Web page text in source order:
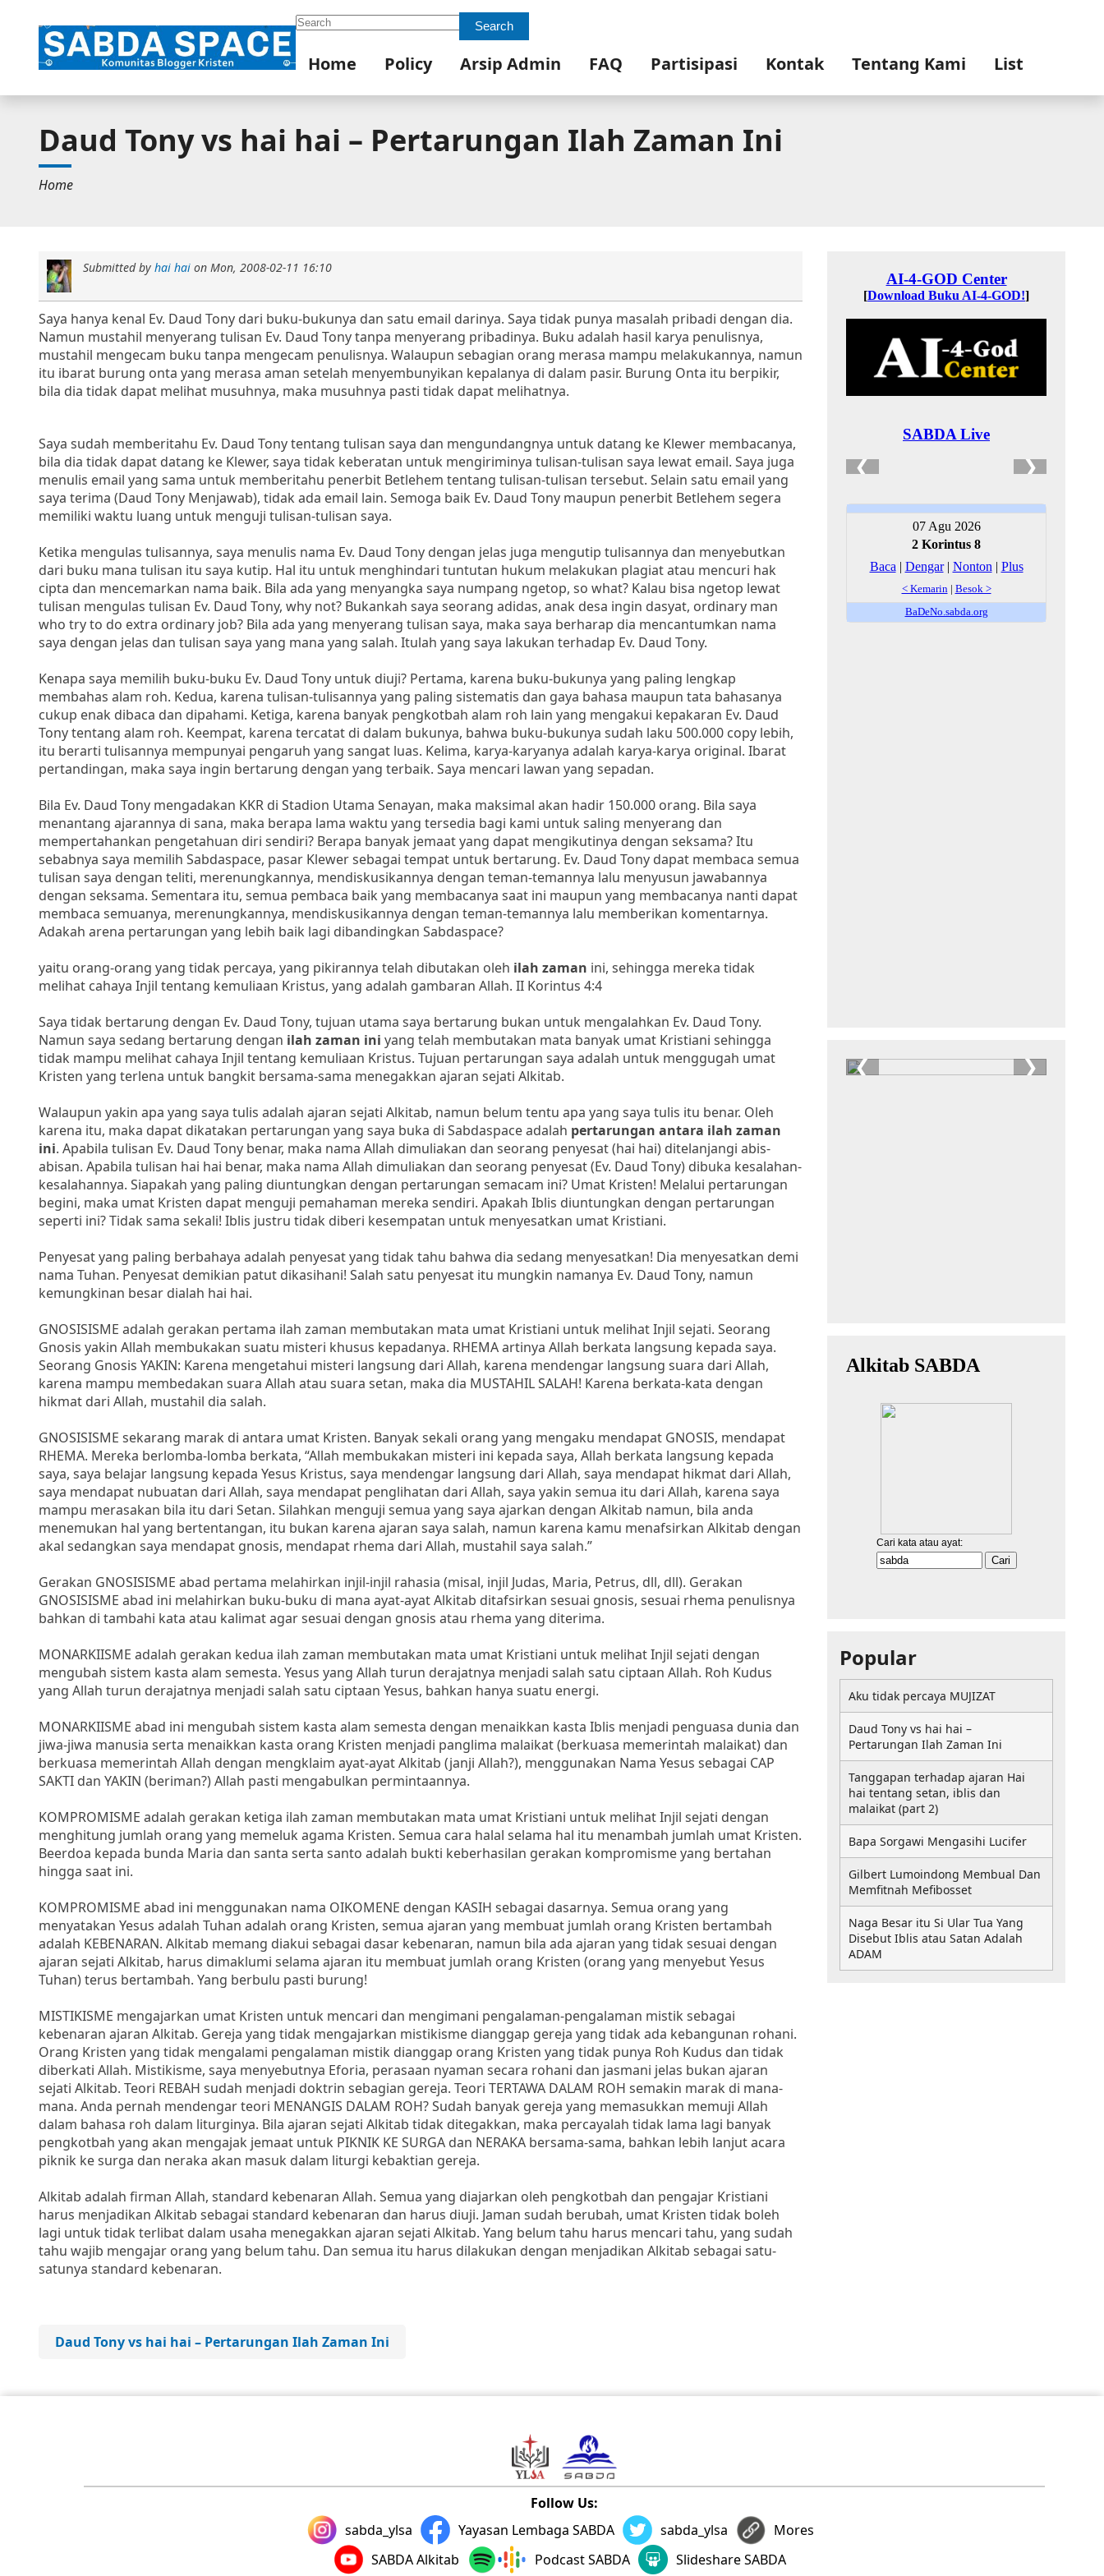
Search Search
Home Policy Arsip Admin FAQ Partisipasi Kontak Tentang Kami List
Daud Tony vs hai hai – Pertarungan Ilah Zaman Ini
Home
Submitted by hai hai on Mon, 2008-02-11 16:10
Saya hanya kenal Ev. Daud Tony dari buku-bukunya dan satu email darinya. Saya tidak punya masalah pribadi dengan dia.
Namun mustahil menyerang tulisan Ev. Daud Tony tanpa menyerang pribadinya. Buku adalah hasil karya penulisnya,
mustahil mengecam buku tanpa mengecam penulisnya. Walaupun sebagian orang merasa mampu melakukannya, namun
itu ibarat burung onta yang merasa aman setelah menyembunyikan kepalanya di dalam pasir. Burung Onta itu berpikir,
bila dia tidak dapat melihat musuhnya, maka musuhnya pasti tidak dapat melihatnya.
Saya sudah memberitahu Ev. Daud Tony tentang tulisan saya dan mengundangnya untuk datang ke Klewer membacanya,
bila dia tidak dapat datang ke Klewer, saya tidak keberatan untuk mengiriminya tulisan-tulisan saya lewat email. Saya juga
menulis email yang sama untuk memberitahu penerbit Betlehem tentang tulisan-tulisan tersebut. Selain satu email yang
saya terima (Daud Tony Menjawab), tidak ada email lain. Semoga baik Ev. Daud Tony maupun penerbit Betlehem segera
memiliki waktu luang untuk menguji tulisan-tulisan saya.
Ketika mengulas tulisannya, saya menulis nama Ev. Daud Tony dengan jelas juga mengutip tulisannya dan menyebutkan
dari buku mana tulisan itu saya kutip. Hal itu untuk menghindari tuntutan hukum melakukan plagiat atau mencuri hak
cipta dan mencemarkan nama baik. Bila ada yang menyangka saya numpang ngetop, so what? Kalau bisa ngetop lewat
tulisan mengulas tulisan Ev. Daud Tony, why not? Bukankah saya seorang adidas, anak desa ingin dasyat, ordinary man
who try to do extra ordinary job? Bila ada yang menyerang tulisan saya, maka saya berharap dia mencantumkan nama
saya dengan jelas dan tulisan saya yang mana yang salah. Itulah yang saya lakukan terhadap Ev. Daud Tony.
Kenapa saya memilih buku-buku Ev. Daud Tony untuk diuji? Pertama, karena buku-bukunya yang paling lengkap
membahas alam roh. Kedua, karena tulisan-tulisannya yang paling sistematis dan gaya bahasa maupun tata bahasanya
cukup enak dibaca dan dipahami. Ketiga, karena banyak pengkotbah alam roh lain yang mengakui kepakaran Ev. Daud
Tony tentang alam roh. Keempat, karena tercatat di dalam bukunya, bahwa buku-bukunya sudah laku 500.000 copy lebih,
itu berarti tulisannya mempunyai pengaruh yang sangat luas. Kelima, karya-karyanya adalah karya-karya original. Ibarat
pertandingan, maka saya ingin bertarung dengan yang terbaik. Saya mencari lawan yang sepadan.
Bila Ev. Daud Tony mengadakan KKR di Stadion Utama Senayan, maka maksimal akan hadir 150.000 orang. Bila saya
menantang ajarannya di sana, maka berapa lama waktu yang tersedia bagi kami untuk saling menyerang dan
mempertahankan pengetahuan diri sendiri? Berapa banyak jemaat yang dapat mengikutinya dengan seksama? Itu
sebabnya saya memilih Sabdaspace, pasar Klewer sebagai tempat untuk bertarung. Ev. Daud Tony dapat membaca semua
tulisan saya dengan teliti, merenungkannya, mendiskusikannya dengan teman-temannya lalu menyusun jawabannya
dengan seksama. Sementara itu, semua pembaca baik yang membacanya saat ini maupun yang membacanya nanti dapat
membaca semuanya, merenungkannya, mendiskusikannya dengan teman-temannya lalu memberikan komentarnya.
Adakah arena pertarungan yang lebih baik lagi dibandingkan Sabdaspace?
yaitu orang-orang yang tidak percaya, yang pikirannya telah dibutakan oleh ilah zaman ini, sehingga mereka tidak
melihat cahaya Injil tentang kemuliaan Kristus, yang adalah gambaran Allah. II Korintus 4:4
Saya tidak bertarung dengan Ev. Daud Tony, tujuan utama saya bertarung bukan untuk mengalahkan Ev. Daud Tony.
Namun saya sedang bertarung dengan ilah zaman ini yang telah membutakan mata banyak umat Kristiani sehingga
tidak mampu melihat cahaya Injil tentang kemuliaan Kristus. Tujuan pertarungan saya adalah untuk menggugah umat
Kristen yang terlena untuk bangkit bersama-sama menegakkan ajaran sejati Alkitab.
Walaupun yakin apa yang saya tulis adalah ajaran sejati Alkitab, namun belum tentu apa yang saya tulis itu benar. Oleh
karena itu, maka dapat dikatakan pertarungan yang saya buka di Sabdaspace adalah pertarungan antara ilah zaman
ini. Apabila tulisan Ev. Daud Tony benar, maka nama Allah dimuliakan dan seorang penyesat (hai hai) ditelanjangi abis-
abisan. Apabila tulisan hai hai benar, maka nama Allah dimuliakan dan seorang penyesat (Ev. Daud Tony) dibuka kesalahan-
kesalahannya. Siapakah yang paling diuntungkan dengan pertarungan semacam ini? Umat Kristen! Melalui pertarungan
begini, maka umat Kristen dapat menguji pemahaman mereka sendiri. Apakah Iblis diuntungkan dengan pertarungan
seperti ini? Tidak sama sekali! Iblis justru tidak diberi kesempatan untuk menyesatkan umat Kristiani.
Penyesat yang paling berbahaya adalah penyesat yang tidak tahu bahwa dia sedang menyesatkan! Dia menyesatkan demi
nama Tuhan. Penyesat demikian patut dikasihani! Salah satu penyesat itu mungkin namanya Ev. Daud Tony, namun
kemungkinan besar dialah hai hai.
GNOSISISME adalah gerakan pertama ilah zaman membutakan mata umat Kristiani untuk melihat Injil sejati. Seorang
Gnosis yakin Allah membukakan suatu misteri khusus kepadanya. RHEMA artinya Allah berkata langsung kepada saya.
Seorang Gnosis YAKIN: Karena mengetahui misteri langsung dari Allah, karena mendengar langsung suara dari Allah,
karena mampu membedakan suara Allah atau suara setan, maka dia MUSTAHIL SALAH! Karena berkata-kata dengan
hikmat dari Allah, mustahil dia salah.
GNOSISISME sekarang marak di antara umat Kristen. Banyak sekali orang yang mengaku mendapat GNOSIS, mendapat
RHEMA. Mereka berlomba-lomba berkata, “Allah membukakan misteri ini kepada saya, Allah berkata langsung kepada
saya, saya belajar langsung kepada Yesus Kristus, saya mendengar langsung dari Allah, saya mendapat hikmat dari Allah,
saya mendapat nubuatan dari Allah, saya mendapat penglihatan dari Allah, saya yakin semua itu dari Allah, karena saya
mampu merasakan bila itu dari Setan. Silahkan menguji semua yang saya ajarkan dengan Alkitab namun, bila anda
menemukan hal yang bertentangan, itu bukan karena ajaran saya salah, namun karena kamu menafsirkan Alkitab dengan
akal sedangkan saya mendapat gnosis, mendapat rhema dari Allah, mustahil saya salah.”
Gerakan GNOSISISME abad pertama melahirkan injil-injil rahasia (misal, injil Judas, Maria, Petrus, dll, dll). Gerakan
GNOSISISME abad ini melahirkan buku-buku di mana ayat-ayat Alkitab ditafsirkan sesuai gnosis, sesuai rhema penulisnya
bahkan di tambahi kata atau kalimat agar sesuai dengan gnosis atau rhema yang diterima.
MONARKIISME adalah gerakan kedua ilah zaman membutakan mata umat Kristiani untuk melihat Injil sejati dengan
mengubah sistem kasta alam semesta. Yesus yang Allah turun derajatnya menjadi salah satu ciptaan Allah. Roh Kudus
yang Allah turun derajatnya menjadi salah satu ciptaan Yesus, bahkan hanya suatu energi.
MONARKIISME abad ini mengubah sistem kasta alam semesta dengan menaikkan kasta Iblis menjadi penguasa dunia dan
jiwa-jiwa manusia serta menaikkan kasta orang Kristen menjadi panglima malaikat (berkuasa memerintah malaikat) dan
berkuasa memerintah Allah dengan mengklaim ayat-ayat Alkitab (janji Allah?), menggunakan Nama Yesus sebagai CAP
SAKTI dan YAKIN (beriman?) Allah pasti mengabulkan permintaannya.
KOMPROMISME adalah gerakan ketiga ilah zaman membutakan mata umat Kristiani untuk melihat Injil sejati dengan
menghitung jumlah orang yang memeluk agama Kristen. Semua cara halal selama hal itu menambah jumlah umat Kristen.
Beerdoa kepada bunda Maria dan santa serta santo adalah bukti keberhasilan gerakan kompromisme yang bertahan
hingga saat ini.
KOMPROMISME abad ini menggunakan nama OIKOMENE dengan KASIH sebagai dasarnya. Semua orang yang
menyatakan Yesus adalah Tuhan adalah orang Kristen, semua ajaran yang membuat jumlah orang Kristen bertambah
adalah KEBENARAN. Alkitab memang diakui sebagai dasar kebenaran, namun bila ada ajaran yang tidak sesuai dengan
ajaran sejati Alkitab, harus dimaklumi selama ajaran itu membuat jumlah orang Kristen (orang yang menyebut Yesus
Tuhan) terus bertambah. Yang berbulu pasti burung!
MISTIKISME mengajarkan umat Kristen untuk mencari dan mengimani pengalaman-pengalaman mistik sebagai
kebenaran ajaran Alkitab. Gereja yang tidak mengajarkan mistikisme dianggap gereja yang tidak ada kebangunan rohani.
Orang Kristen yang tidak mengalami pengalaman mistik dianggap orang Kristen yang tidak punya Roh Kudus dan tidak
diberkati Allah. Mistikisme, saya menyebutnya Eforia, perasaan nyaman secara rohani dan jasmani jelas bukan ajaran
sejati Alkitab. Teori REBAH sudah menjadi doktrin sebagian gereja. Teori TERTAWA DALAM ROH semakin marak di mana-
mana. Anda pernah mendengar teori MENANGIS DALAM ROH? Sudah banyak gereja yang memasukkan memuji Allah
dalam bahasa roh dalam liturginya. Bila ajaran sejati Alkitab tidak ditegakkan, maka percayalah tidak lama lagi banyak
pengkotbah yang akan mengajak jemaat untuk PIKNIK KE SURGA dan NERAKA bersama-sama, bahkan lebih lanjut acara
piknik ke surga dan neraka akan masuk dalam liturgi kebaktian gereja.
Alkitab adalah firman Allah, standard kebenaran Allah. Semua yang diajarkan oleh pengkotbah dan pengajar Kristiani
harus menjadikan Alkitab sebagai standard kebenaran dan harus diuji. Jaman sudah berubah, umat Kristen tidak boleh
lagi untuk tidak terlibat dalam usaha menegakkan ajaran sejati Alkitab. Yang belum tahu harus mencari tahu, yang sudah
tahu wajib mengajar orang yang belum tahu. Dan semua itu harus dilakukan dengan menjadikan Alkitab sebagai satu-
satunya standard kebenaran.
Daud Tony vs hai hai – Pertarungan Ilah Zaman Ini
Popular
Aku tidak percaya MUJIZAT
Daud Tony vs hai hai –
Pertarungan Ilah Zaman Ini
Tanggapan terhadap ajaran Hai
hai tentang setan, iblis dan
malaikat (part 2)
Bapa Sorgawi Mengasihi Lucifer
Gilbert Lumoindong Membual Dan
Memfitnah Mefibosset
Naga Besar itu Si Ular Tua Yang
Disebut Iblis atau Satan Adalah
ADAM
Follow Us:
sabda_ylsa
Yayasan Lembaga SABDA sabda_ylsa
Mores
SABDA Alkitab
Podcast SABDA Slideshare SABDA